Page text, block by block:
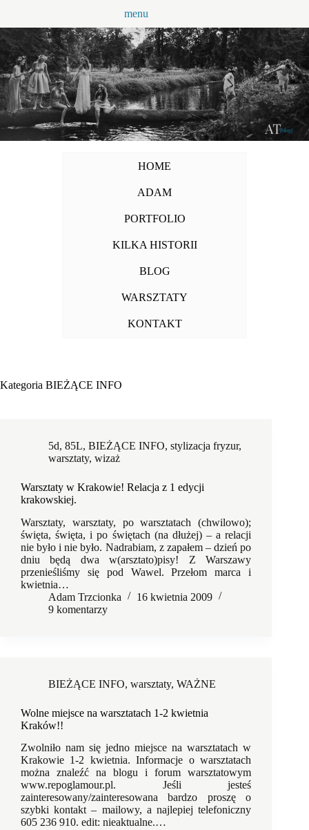
treści
menu
HOME
ADAM
PORTFOLIO
KILKA HISTORII
BLOG
WARSZTATY
KONTAKT
Kategoria BIEŻĄCE INFO
5d, 85L, BIEŻĄCE INFO, stylizacja fryzur,
warsztaty, wizaż
Warsztaty w Krakowie! Relacja z 1 edycji
krakowskiej.
Warsztaty, warsztaty, po warsztatach (chwilowo);
święta, święta, i po świętach (na dłużej) – a relacji
nie było i nie było. Nadrabiam, z zapałem – dzień po
dniu będą dwa w(arsztato)pisy! Z Warszawy
przenieśliśmy się pod Wawel. Przełom marca i
kwietnia…
Adam Trzcionka
16 kwietnia 2009
9 komentarzy
BIEŻĄCE INFO, warsztaty, WAŻNE
Wolne miejsce na warsztatach 1-2 kwietnia
Kraków!!
Zwolniło nam się jedno miejsce na warsztatach w
Krakowie 1-2 kwietnia. Informacje o warsztatach
można znaleźć na blogu i forum warsztatowym
www.repoglamour.pl. Jeśli jesteś
zainteresowany/zainteresowana bardzo proszę o
szybki kontakt – mailowy, a najlepiej telefoniczny
605 236 910. edit: nieaktualne.…